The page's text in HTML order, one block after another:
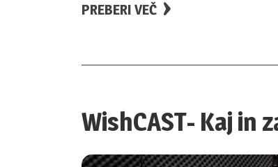
PREBERI VEČ
WishCAST- Kaj in